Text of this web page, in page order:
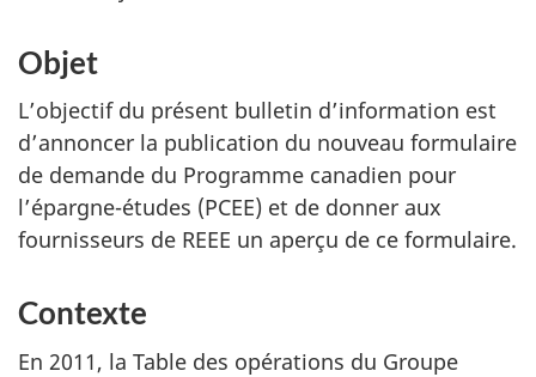
Objet
L’objectif du présent bulletin d’information est
d’annoncer la publication du nouveau formulaire
de demande du Programme canadien pour
l’épargne-études (PCEE) et de donner aux
fournisseurs de REEE un aperçu de ce formulaire.
Contexte
En 2011, la Table des opérations du Groupe